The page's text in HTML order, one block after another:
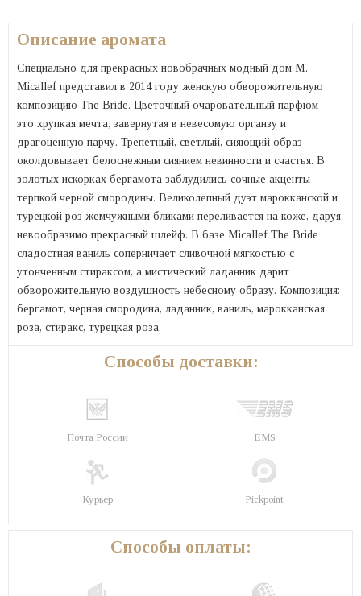
Описание аромата
Специально для прекрасных новобрачных модный дом М.
Micallef представил в 2014 году женскую обворожительную
композицию The Bride. Цветочный очаровательный парфюм –
это хрупкая мечта, завернутая в невесомую органзу и
драгоценную парчу. Трепетный, светлый, сияющий образ
околдовывает белоснежным сиянием невинности и счастья. В
золотых искорках бергамота заблудились сочные акценты
терпкой черной смородины. Великолепный дуэт марокканской и
турецкой роз жемчужными бликами переливается на коже, даруя
невообразимо прекрасный шлейф. В базе Micallef The Bride
сладостная ваниль соперничает сливочной мягкостью с
утонченным стираксом, а мистический ладанник дарит
обворожительную воздушность небесному образу. Композиция:
бергамот, черная смородина, ладанник, ваниль, марокканская
роза, стиракс, турецкая роза.
Способы доставки:
Почта России EMS
Курьер Pickpoint
Способы оплаты: